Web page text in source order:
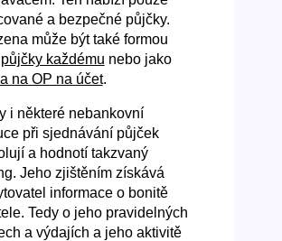
a bezpečné půjčky.
může být také formou
každému nebo jako
na OP na účet.
i některé nebankovní
při sjednávání půjček
a hodnotí takzvaný
Jeho zjištěním získává
informace o bonitě
Tedy o jeho pravidelných
a výdajích a jeho aktivitě